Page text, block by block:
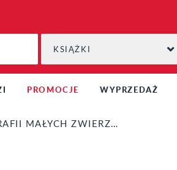
KSIĄŻKI
PROMOCJE WYPRZEDAŻ
MAŁYCH ZWIERZĄT